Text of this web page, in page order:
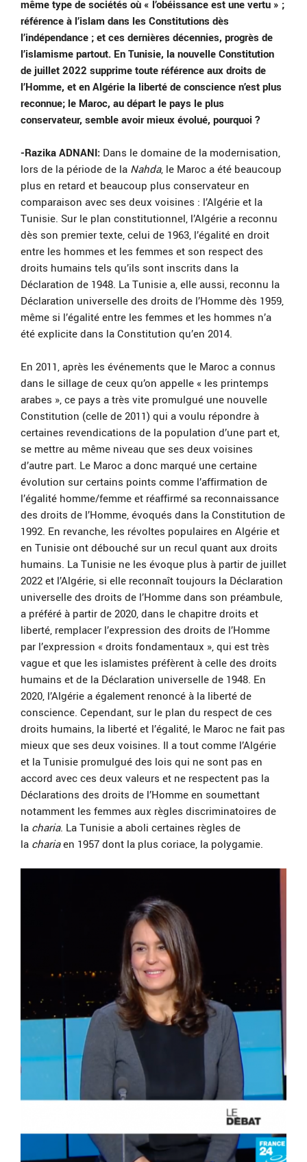
même type de sociétés où « l’obéissance est une vertu » ;
référence à l’islam dans les Constitutions dès
l’indépendance ; et ces dernières décennies, progrès de
l’islamisme partout. En Tunisie, la nouvelle Constitution
de juillet 2022 supprime toute référence aux droits de
l’Homme, et en Algérie la liberté de conscience n’est plus
reconnue; le Maroc, au départ le pays le plus
conservateur, semble avoir mieux évolué, pourquoi ?
-Razika ADNANI: Dans le domaine de la modernisation,
lors de la période de la Nahda, le Maroc a été beaucoup
plus en retard et beaucoup plus conservateur en
comparaison avec ses deux voisines : l’Algérie et la
Tunisie. Sur le plan constitutionnel, l’Algérie a reconnu
dès son premier texte, celui de 1963, l’égalité en droit
entre les hommes et les femmes et son respect des
droits humains tels qu’ils sont inscrits dans la
Déclaration de 1948. La Tunisie a, elle aussi, reconnu la
Déclaration universelle des droits de l’Homme dès 1959,
même si l’égalité entre les femmes et les hommes n’a
été explicite dans la Constitution qu’en 2014.
En 2011, après les événements que le Maroc a connus
dans le sillage de ceux qu’on appelle « les printemps
arabes », ce pays a très vite promulgué une nouvelle
Constitution (celle de 2011) qui a voulu répondre à
certaines revendications de la population d’une part et,
se mettre au même niveau que ses deux voisines
d’autre part. Le Maroc a donc marqué une certaine
évolution sur certains points comme l’affirmation de
l’égalité homme/femme et réaffirmé sa reconnaissance
des droits de l’Homme, évoqués dans la Constitution de
1992. En revanche, les révoltes populaires en Algérie et
en Tunisie ont débouché sur un recul quant aux droits
humains. La Tunisie ne les évoque plus à partir de juillet
2022 et l’Algérie, si elle reconnaît toujours la Déclaration
universelle des droits de l’Homme dans son préambule,
a préféré à partir de 2020, dans le chapitre droits et
liberté, remplacer l’expression des droits de l’Homme
par l’expression « droits fondamentaux », qui est très
vague et que les islamistes préfèrent à celle des droits
humains et de la Déclaration universelle de 1948. En
2020, l’Algérie a également renoncé à la liberté de
conscience. Cependant, sur le plan du respect de ces
droits humains, la liberté et l’égalité, le Maroc ne fait pas
mieux que ses deux voisines. Il a tout comme l’Algérie
et la Tunisie promulgué des lois qui ne sont pas en
accord avec ces deux valeurs et ne respectent pas la
Déclarations des droits de l’Homme en soumettant
notamment les femmes aux règles discriminatoires de
la charia. La Tunisie a aboli certaines règles de
la chariaen 1957 dont la plus coriace, la polygamie.